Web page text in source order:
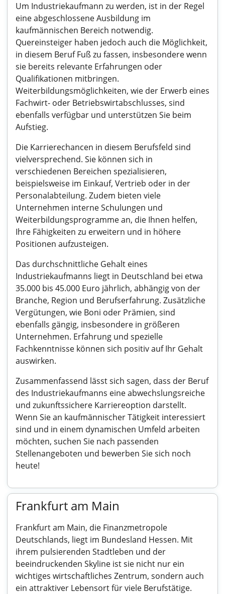
Um Industriekaufmann zu werden, ist in der Regel
eine abgeschlossene Ausbildung im
kaufmännischen Bereich notwendig.
Quereinsteiger haben jedoch auch die Möglichkeit,
in diesem Beruf Fuß zu fassen, insbesondere wenn
sie bereits relevante Erfahrungen oder
Qualifikationen mitbringen.
Weiterbildungsmöglichkeiten, wie der Erwerb eines
Fachwirt- oder Betriebswirtabschlusses, sind
ebenfalls verfügbar und unterstützen Sie beim
Aufstieg.
Die Karrierechancen in diesem Berufsfeld sind
vielversprechend. Sie können sich in
verschiedenen Bereichen spezialisieren,
beispielsweise im Einkauf, Vertrieb oder in der
Personalabteilung. Zudem bieten viele
Unternehmen interne Schulungen und
Weiterbildungsprogramme an, die Ihnen helfen,
Ihre Fähigkeiten zu erweitern und in höhere
Positionen aufzusteigen.
Das durchschnittliche Gehalt eines
Industriekaufmanns liegt in Deutschland bei etwa
35.000 bis 45.000 Euro jährlich, abhängig von der
Branche, Region und Berufserfahrung. Zusätzliche
Vergütungen, wie Boni oder Prämien, sind
ebenfalls gängig, insbesondere in größeren
Unternehmen. Erfahrung und spezielle
Fachkenntnisse können sich positiv auf Ihr Gehalt
auswirken.
Zusammenfassend lässt sich sagen, dass der Beruf
des Industriekaufmanns eine abwechslungsreiche
und zukunftssichere Karriereoption darstellt.
Wenn Sie an kaufmännischer Tätigkeit interessiert
sind und in einem dynamischen Umfeld arbeiten
möchten, suchen Sie nach passenden
Stellenangeboten und bewerben Sie sich noch
heute!
Frankfurt am Main
Frankfurt am Main, die Finanzmetropole
Deutschlands, liegt im Bundesland Hessen. Mit
ihrem pulsierenden Stadtleben und der
beeindruckenden Skyline ist sie nicht nur ein
wichtiges wirtschaftliches Zentrum, sondern auch
ein attraktiver Lebensort für viele Berufstätige.